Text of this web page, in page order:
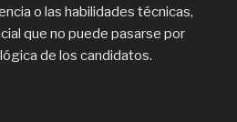
o las habilidades técnicas,
que no puede pasarse por
de los candidatos.